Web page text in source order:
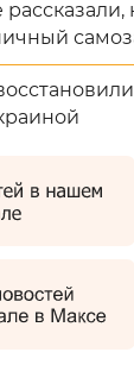
рассказали,